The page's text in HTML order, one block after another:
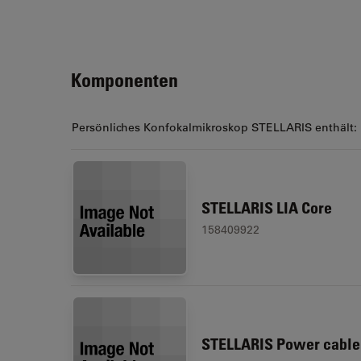
Komponenten
Persönliches Konfokalmikroskop STELLARIS enthält:
STELLARIS LIA Core
158409922
STELLARIS Power